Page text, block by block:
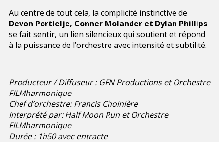
Au centre de tout cela, la complicité instinctive de
Devon Portielje, Conner Molander et Dylan Phillips
se fait sentir, un lien silencieux qui soutient et répond
à la puissance de l’orchestre avec intensité et subtilité.
Producteur / Diffuseur : GFN Productions et Orchestre
FILMharmonique
Chef d’orchestre: Francis Choinière
Interprété par: Half Moon Run et Orchestre
FILMharmonique
Durée : 1h50 avec entracte